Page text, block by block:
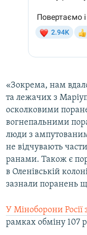
«Зокрема, нам
та лежачих з
осколковими
вогнепальними
люди з
не відчувають
ранами. Також є
в Оленівській
зазнали поранень
У Міноборони Росії
рамках обміну 107